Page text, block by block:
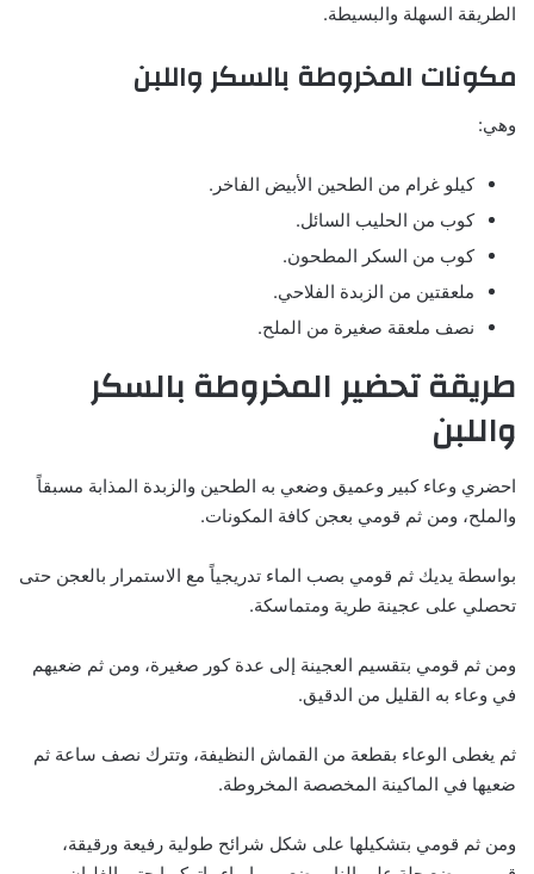
الطريقة السهلة والبسيطة.
مكونات المخروطة بالسكر واللبن
وهي:
كيلو غرام من الطحين الأبيض الفاخر.
كوب من الحليب السائل.
كوب من السكر المطحون.
ملعقتين من الزبدة الفلاحي.
نصف ملعقة صغيرة من الملح.
طريقة تحضير المخروطة بالسكر
واللبن
احضري وعاء كبير وعميق وضعي به الطحين والزبدة المذابة مسبقاً
والملح، ومن ثم قومي بعجن كافة المكونات.
بواسطة يديك ثم قومي بصب الماء تدريجياً مع الاستمرار بالعجن حتى
تحصلي على عجينة طرية ومتماسكة.
ومن ثم قومي بتقسيم العجينة إلى عدة كور صغيرة، ومن ثم ضعيهم
في وعاء به القليل من الدقيق.
ثم يغطى الوعاء بقطعة من القماش النظيفة، وتترك نصف ساعة ثم
ضعيها في الماكينة المخصصة المخروطة.
ومن ثم قومي بتشكيلها على شكل شرائح طولية رفيعة ورقيقة،